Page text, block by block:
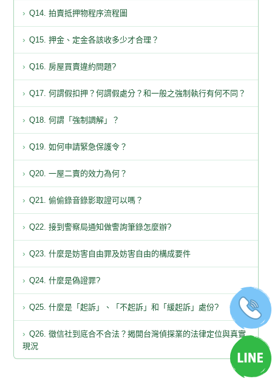
Q14. 拍賣抵押物程序流程圖
Q15. 押金、定金各該收多少才合理？
Q16. 房屋買賣違約問題?
Q17. 何謂假扣押？何謂假處分？和一般之強制執行有何不同？
Q18. 何謂「強制調解」？
Q19. 如何申請緊急保護令？
Q20. 一屋二賣的效力為何？
Q21. 偷偷錄音錄影取證可以嗎？
Q22. 接到警察局通知做警詢筆錄怎麼辦?
Q23. 什麼是妨害自由罪及妨害自由的構成要件
Q24. 什麼是偽證罪?
Q25. 什麼是「起訴」、「不起訴」和「緩起訴」處份?
Q26. 徵信社到底合不合法？揭開台灣偵探業的法律定位與真實
現況